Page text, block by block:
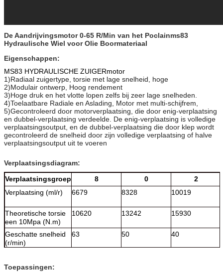
De Aandrijvingsmotor 0-65 R/Min van het Poclainms83
Hydraulische Wiel voor Olie Boormateriaal
Eigenschappen:
MS83 HYDRAULISCHE ZUIGERmotor
1)Radiaal zuigertype, torsie met lage snelheid, hoge
2)Modulair ontwerp, Hoog rendement
3)Hoge druk en het vlotte lopen zelfs bij zeer lage snelheden.
4)Toelaatbare Radiale en Aslading, Motor met multi-schijfrem,
5)Gecontroleerd door motorverplaatsing, die door enig-verplaatsing
en dubbel-verplaatsing verdeelde. De enig-verplaatsing is volledige
verplaatsingsoutput, en de dubbel-verplaatsing die door klep wordt
gecontroleerd de snelheid door zijn volledige verplaatsing of halve
verplaatsingsoutput uit te voeren
Verplaatsingsdiagram:
Verplaatsingsgroep
8 0
2
Verplaatsing (ml/r)
6679 8328 10019
Theoretische torsie
een 10Mpa (N.m)
10620 13242 15930
Geschatte snelheid
(r/min)
63 50 40
(Mpa)
Toepassingen: